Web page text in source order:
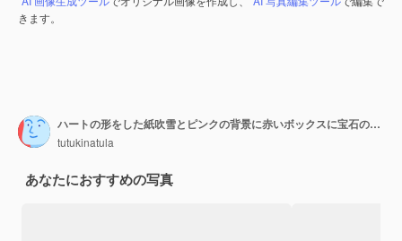
きます。
ハートの形をした紙吹雪とピンクの背景に赤いボックスに宝石のホワイトゴールドリング
tutukinatula
あなたにおすすめの写真